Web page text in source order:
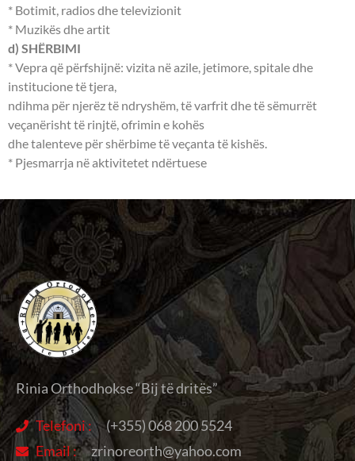
* Botimit, radios dhe televizionit
* Muzikës dhe artit
d) SHËRBIMI
* Vepra që përfshijnë: vizita në azile, jetimore, spitale dhe
institucione të tjera,
ndihma për njerëz të ndryshëm, të varfrit dhe të sëmurrët
veçanërisht të rinjtë, ofrimin e kohës
dhe talenteve për shërbime të veçanta të kishës.
* Pjesmarrja në aktivitetet ndërtuese
Rinia Orthodhokse “Bij të dritës”
Telefoni :
(+355) 068 200 5524
Email :
zrinoreorth@yahoo.com